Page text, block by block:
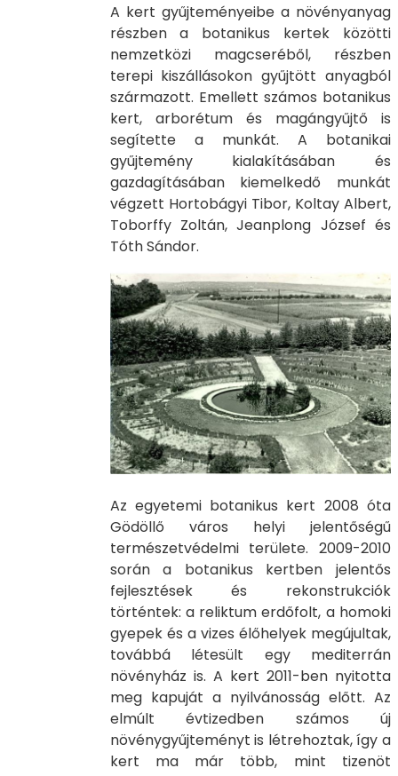
A kert gyűjteményeibe a növényanyag
részben a botanikus kertek közötti
nemzetközi magcseréből, részben
terepi kiszállásokon gyűjtött anyagból
származott. Emellett számos botanikus
kert, arborétum és magángyűjtő is
segítette a munkát. A botanikai
gyűjtemény kialakításában és
gazdagításában kiemelkedő munkát
végzett Hortobágyi Tibor, Koltay Albert,
Toborffy Zoltán, Jeanplong József és
Tóth Sándor.
Az egyetemi botanikus kert 2008 óta
Gödöllő város helyi jelentőségű
természetvédelmi területe. 2009-2010
során a botanikus kertben jelentős
fejlesztések és rekonstrukciók
történtek: a reliktum erdőfolt, a homoki
gyepek és a vizes élőhelyek megújultak,
továbbá létesült egy mediterrán
növényház is. A kert 2011-ben nyitotta
meg kapuját a nyilvánosság előtt. Az
elmúlt évtizedben számos új
növénygyűjteményt is létrehoztak, így a
kert ma már több, mint tizenöt